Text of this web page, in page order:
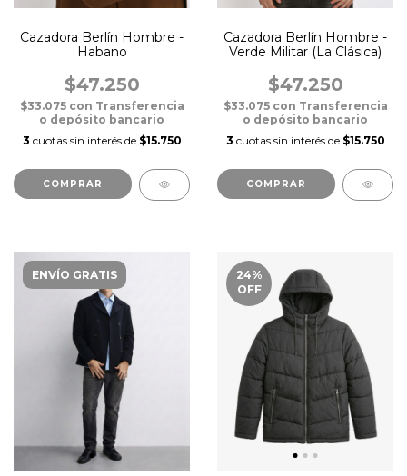
Cazadora Berlín Hombre -
Habano
$47.250
$33.075 con Transferencia
o depósito bancario
3 cuotas sin interés de $15.750
COMPRAR
Cazadora Berlín Hombre -
Verde Militar (La Clásica)
$47.250
$33.075 con Transferencia
o depósito bancario
3 cuotas sin interés de $15.750
COMPRAR
ENVÍO GRATIS 24%
OFF